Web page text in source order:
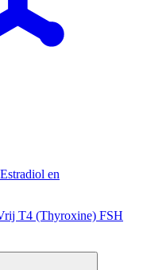
en
T4 (Thyroxine) FSH